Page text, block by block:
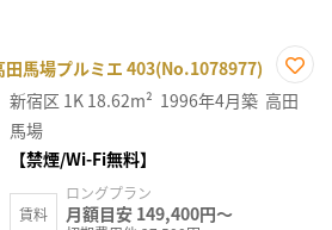
田馬場プルミエ 403(No.1078977)
お気
に入
新宿区 1K 18.62m² 1996年4月築 高田
馬場
【禁煙/Wi-Fi無料】
賃料
ロングプラン
月額目安 149,400円～